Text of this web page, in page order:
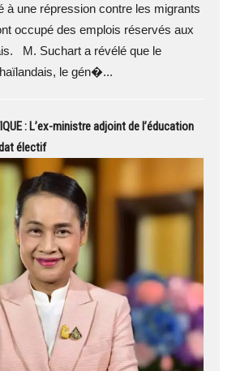
à une répression contre les migrants
occupé des emplois réservés aux
M. Suchart a révélé que le
le gén�...
: L’ex-ministre adjoint de l’éducation
électif